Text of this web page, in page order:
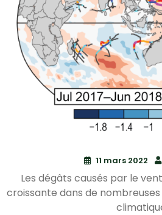
11 mars 2022
Les dégâts causés par le
croissante dans de